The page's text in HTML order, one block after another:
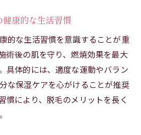
康的な生活習慣
的な生活習慣を意識することが重
術後の肌を守り、燃焼効果を最大
具体的には、適度な運動やバラン
な保湿ケアを心がけることが推奨
慣により、脱毛のメリットを長く